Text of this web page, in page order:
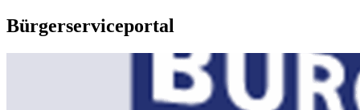
Bürgerserviceportal